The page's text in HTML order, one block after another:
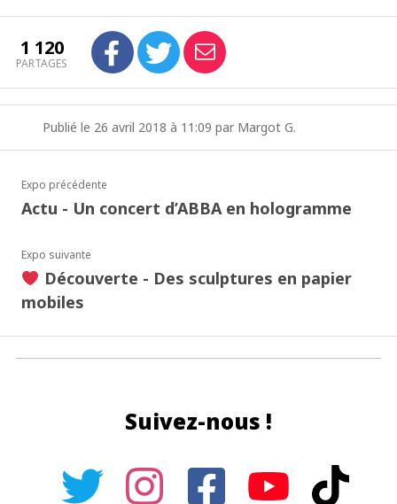
1 120
PARTAGES
Publié le 26 avril 2018 à 11:09 par Margot G.
Expo précédente
Actu - Un concert d’ABBA en hologramme
Expo suivante
Découverte - Des sculptures en papier
mobiles
Suivez-nous !